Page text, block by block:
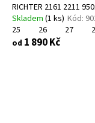
RICHTER 2161 2211
Skladem (1 ks) Kód:
25
26 27
od 1 890 Kč